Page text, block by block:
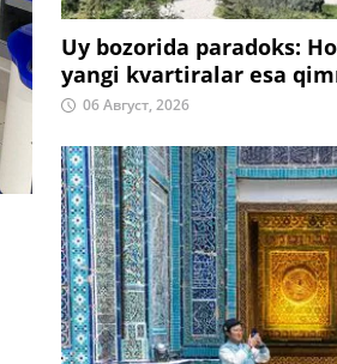
Uy bozorida paradoks:
yangi kvartiralar esa
06 Август, 2026